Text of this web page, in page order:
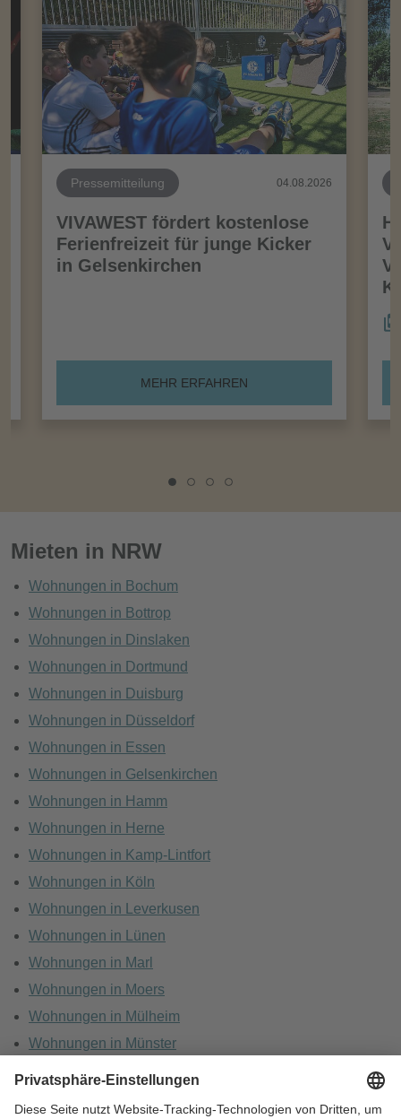
Pressemitteilung 04.08.2026
VIVAWEST fördert kostenlose
Ferienfreizeit für junge Kicker
in Gelsenkirchen
MEHR ERFAHREN
Mieten in NRW
Wohnungen in Bochum
Wohnungen in Bottrop
Wohnungen in Dinslaken
Wohnungen in Dortmund
Wohnungen in Duisburg
Wohnungen in Düsseldorf
Wohnungen in Essen
Wohnungen in Gelsenkirchen
Wohnungen in Hamm
Wohnungen in Herne
Wohnungen in Kamp-Lintfort
Wohnungen in Köln
Wohnungen in Leverkusen
Wohnungen in Lünen
Wohnungen in Marl
Wohnungen in Moers
Wohnungen in Mülheim
Wohnungen in Münster